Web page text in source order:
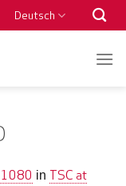
Deutsch
in TSC at